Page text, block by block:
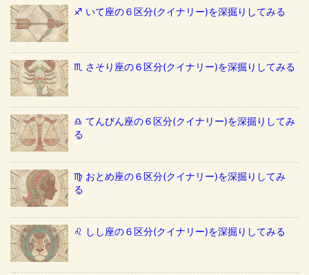
♐️ いて座の６区分(クイナリー)を深掘りしてみる
♏️ さそり座の６区分(クイナリー)を深掘りしてみる
♎️ てんびん座の６区分(クイナリー)を深掘りしてみ
る
♍️ おとめ座の６区分(クイナリー)を深掘りしてみ
る
♌️ しし座の６区分(クイナリー)を深掘りしてみる